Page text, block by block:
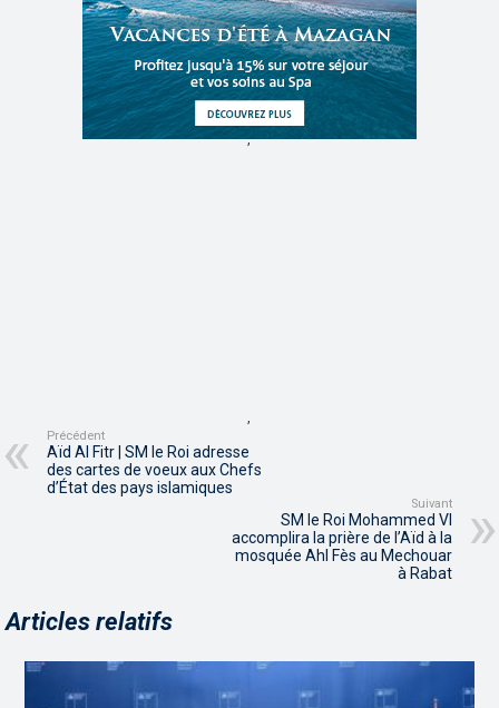
,
,
Précédent
Aïd Al Fitr | SM le Roi adresse
des cartes de voeux aux Chefs
d’État des pays islamiques
Suivant
SM le Roi Mohammed VI
accomplira la prière de l’Aïd à la
mosquée Ahl Fès au Mechouar
à Rabat
Articles relatifs